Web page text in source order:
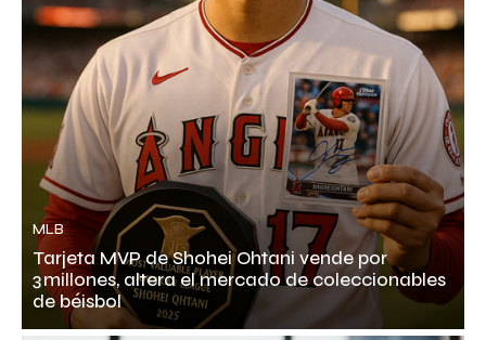
MLB
Tarjeta MVP de Shohei Ohtani vende por
3 millones, altera el mercado de coleccionables
de béisbol